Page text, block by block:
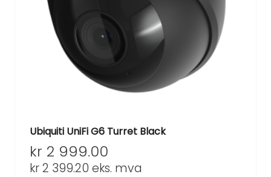
Ubiquiti UniFi G6 Turret Black
kr 2 999.00
kr2 399.20 eks. mva